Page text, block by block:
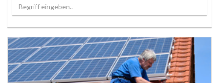
Begriff eingeben..